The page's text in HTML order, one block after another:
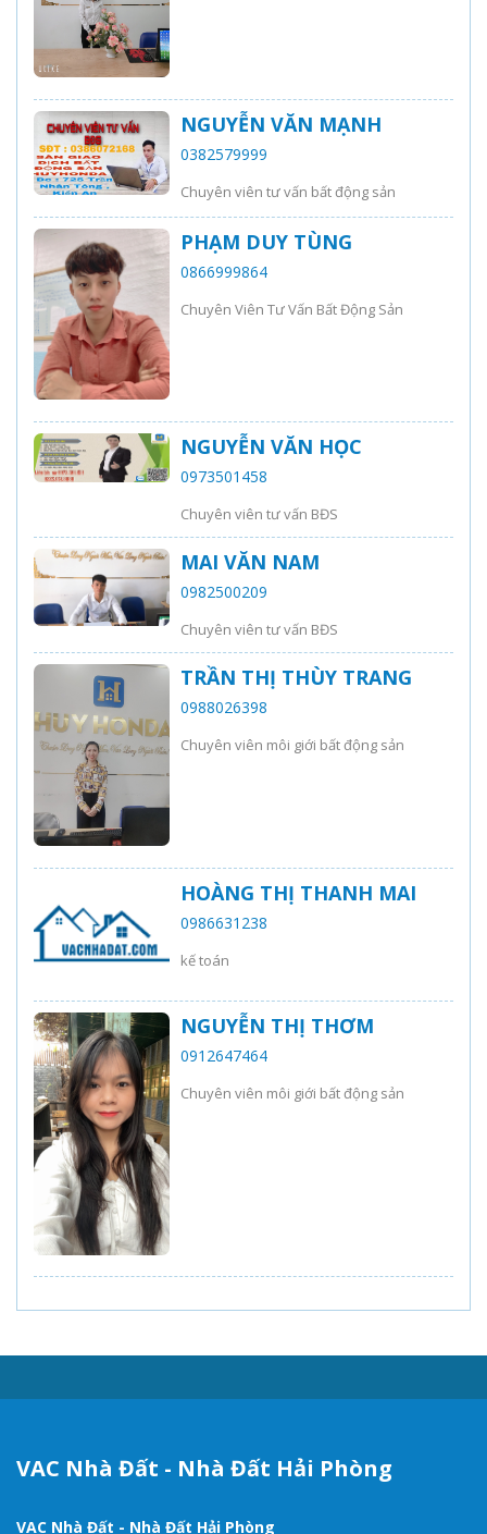
NGUYỄN VĂN MẠNH
0382579999
Chuyên viên tư vấn bất động sản
PHẠM DUY TÙNG
0866999864
Chuyên Viên Tư Vấn Bất Động Sản
NGUYỄN VĂN HỌC
0973501458
Chuyên viên tư vấn BĐS
MAI VĂN NAM
0982500209
Chuyên viên tư vấn BĐS
TRẦN THỊ THÙY TRANG
0988026398
Chuyên viên môi giới bất động sản
HOÀNG THỊ THANH MAI
0986631238
kế toán
NGUYỄN THỊ THƠM
0912647464
Chuyên viên môi giới bất động sản
VAC Nhà Đất - Nhà Đất Hải Phòng
VAC Nhà Đất - Nhà Đất Hải Phòng